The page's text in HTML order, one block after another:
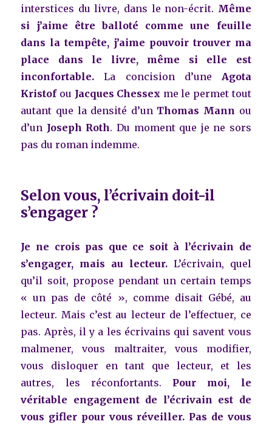
interstices du livre, dans le non-écrit. Même
si j’aime être balloté comme une feuille
dans la tempête, j’aime pouvoir trouver ma
place dans le livre, même si elle est
inconfortable. La concision d’une Agota
Kristof ou Jacques Chessex me le permet tout
autant que la densité d’un Thomas Mann ou
d’un Joseph Roth. Du moment que je ne sors
pas du roman indemme.
Selon vous, l’écrivain doit-il
s’engager ?
Je ne crois pas que ce soit à l’écrivain de
s’engager, mais au lecteur.L’écrivain, quel
qu’il soit, propose pendant un certain temps
« un pas de côté », comme disait Gébé, au
lecteur. Mais c’est au lecteur de l’effectuer, ce
pas. Après, il y a les écrivains qui savent vous
malmener, vous maltraiter, vous modifier,
vous disloquer en tant que lecteur, et les
autres, les réconfortants. Pour moi, le
véritable engagement de l’écrivain est de
vous gifler pour vous réveiller. Pas de vous